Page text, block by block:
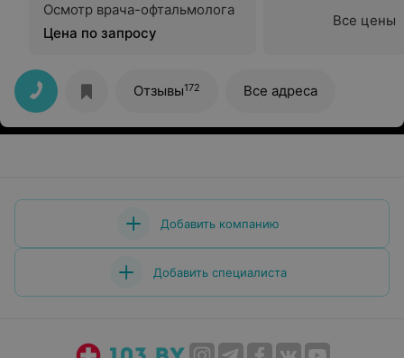
Осмотр врача-офтальмолога
Цена по запросу
Все цены
Отзывы172 Все адреса
Добавить компанию
Добавить специалиста